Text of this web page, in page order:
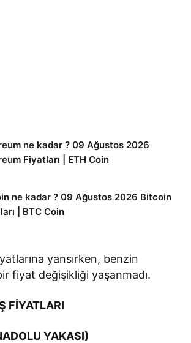
ne kadar ? 09 Ağustos 2026
Fiyatları | ETH Coin
ne kadar ? 09 Ağustos 2026 Bitcoin
| BTC Coin
yansırken, benzin
fiyat değişikliği yaşanmadı.
FİYATLARI
YAKASI)